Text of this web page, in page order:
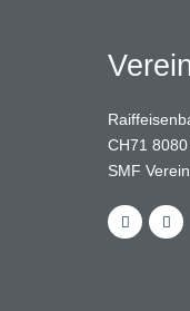
CH71
SMF